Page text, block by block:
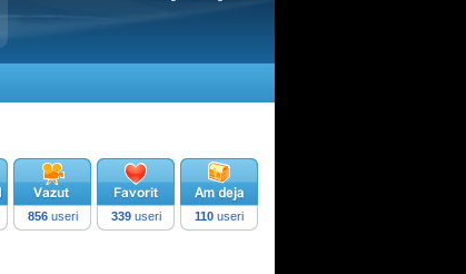
856useri 339useri 110 useri